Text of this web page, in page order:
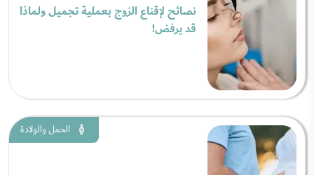
نصائح لإقناع الزوج بعملية تجميل ولماذا
قد يرفض!
الحمل والولادة